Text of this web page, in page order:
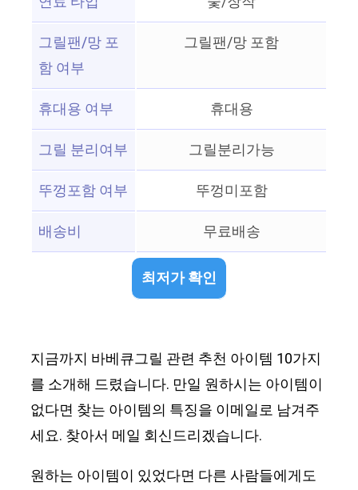
그릴팬/망 포
함 여부
그릴팬/망 포함
휴대용 여부
휴대용
그릴 분리여부
그릴분리가능
뚜껑포함 여부
뚜껑미포함
배송비
무료배송
최저가 확인
지금까지 바베큐그릴 관련 추천 아이템 10가지
를 소개해 드렸습니다. 만일 원하시는 아이템이
없다면 찾는 아이템의 특징을 이메일로 남겨주
세요. 찾아서 메일 회신드리겠습니다.
원하는 아이템이 있었다면 다른 사람들에게도